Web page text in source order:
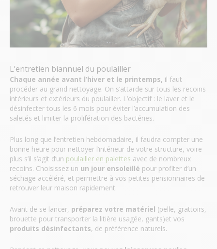
L’entretien biannuel du poulailler
Chaque année avant l’hiver et le printemps, il faut
procéder au grand nettoyage. On s’attarde sur tous les recoins
intérieurs et extérieurs du poulailler. L’objectif : le laver et le
désinfecter tous les 6 mois pour éviter l’accumulation des
saletés et limiter la prolifération des bactéries.
Plus long que l’entretien hebdomadaire, il faudra compter une
bonne heure pour nettoyer l’intérieur de votre structure, voire
plus s’il s’agit d’un poulailler en palettes avec de nombreux
recoins. Choisissez un un jour ensoleillé pour profiter d’un
séchage accéléré, et permettre à vos petites pensionnaires de
retrouver leur maison rapidement.
Avant de se lancer, préparez votre matériel (pelle, grattoirs,
brouette pour transporter la litière usagée, gants)et vos
produits désinfectants, de préférence naturels.